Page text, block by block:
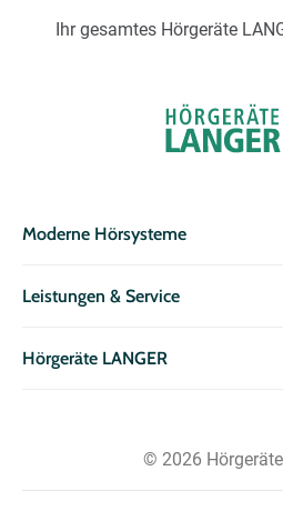
Ihr gesamtes Hörgeräte
Moderne Hörsysteme
Leistungen & Service
Hörgeräte LANGER
© 2026 Hörgeräte